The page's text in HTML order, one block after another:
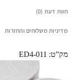
חוות דעת (0)
מדיניות משלוחים והחזרות
מק”ט: ED4-011